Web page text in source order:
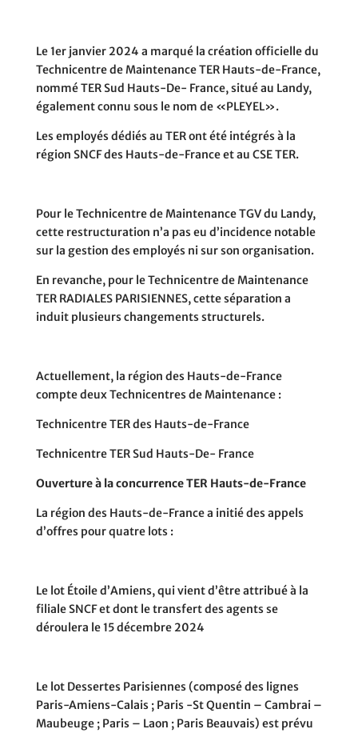
Le 1er janvier 2024 a marqué la création officielle du
Technicentre de Maintenance TER Hauts-de-France,
nommé TER Sud Hauts-De- France, situé au Landy,
également connu sous le nom de «PLEYEL».
Les employés dédiés au TER ont été intégrés à la
région SNCF des Hauts-de-France et au CSE TER.
Pour le Technicentre de Maintenance TGV du Landy,
cette restructuration n’a pas eu d’incidence notable
sur la gestion des employés ni sur son organisation.
En revanche, pour le Technicentre de Maintenance
TER RADIALES PARISIENNES, cette séparation a
induit plusieurs changements structurels.
Actuellement, la région des Hauts-de-France
compte deux Technicentres de Maintenance :
Technicentre TER des Hauts-de-France
Technicentre TER Sud Hauts-De- France
Ouverture à la concurrenceTER Hauts-de-France
La région des Hauts-de-France a initié des appels
d’offres pour quatre lots :
Le lot Étoile d’Amiens, qui vient d’être attribué à la
filiale SNCF et dont le transfert des agents se
déroulera le 15 décembre 2024
Le lot Dessertes Parisiennes (composé des lignes
Paris-Amiens-Calais ; Paris -St Quentin – Cambrai –
Maubeuge ; Paris – Laon ; Paris Beauvais) est prévu